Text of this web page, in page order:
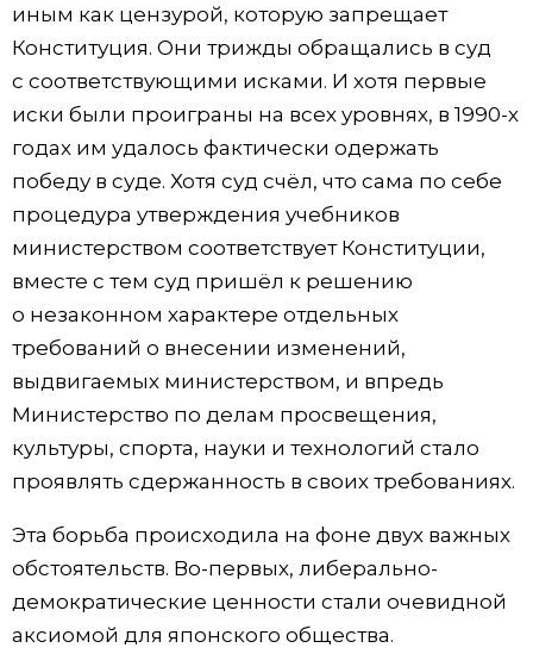
иным как цензурой, которую запрещает
Конституция. Они трижды обращались в суд
с соответствующими исками. И хотя первые
иски были проиграны на всех уровнях, в 1990-х
годах им удалось фактически одержать
победу в суде. Хотя суд счёл, что сама по себе
процедура утверждения учебников
министерством соответствует Конституции,
вместе с тем суд пришёл к решению
о незаконном характере отдельных
требований о внесении изменений,
выдвигаемых министерством, и впредь
Министерство по делам просвещения,
культуры, спорта, науки и технологий стало
проявлять сдержанность в своих требованиях.
Эта борьба происходила на фоне двух важных
обстоятельств. Во-первых, либерально-
демократические ценности стали очевидной
аксиомой для японского общества.